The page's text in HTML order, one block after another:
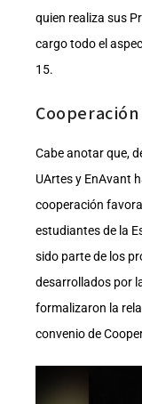
quien realiza sus
cargo todo el
15.
Cabe anotar que,
UArtes y EnAvant
cooperación
estudiantes de la
sido parte de los
desarrollados por
formalizaron la
convenio de